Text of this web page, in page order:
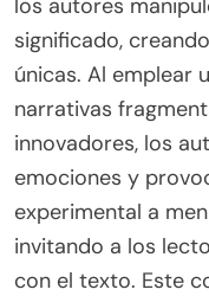
significado,
únicas. Al emplear
narrativas
innovadores, los
emociones y
experimental a
invitando a los
con el texto. Este